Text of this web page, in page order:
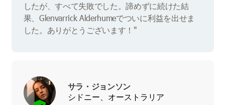
したが、すべて失敗でした。諦めずに続けた結
果、Glenvarrick Alderhumeでついに利益を出せま
した。ありがとうございます！"
サラ・ジョンソン
シドニー、オーストラリア